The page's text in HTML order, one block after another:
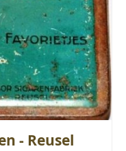
- Reusel